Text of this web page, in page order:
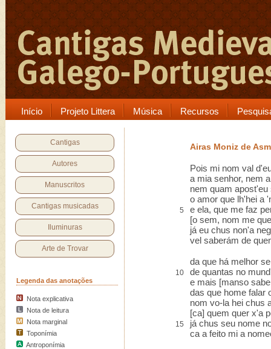
Início Projeto Littera Música Recursos
Cantigas
Autores
Manuscritos
Cantigas musicadas
Iluminuras
Arte de Trovar
Legenda das anotações
Nota explicativa
Nota de leitura
Nota marginal
Toponímia
Antroponímia
Airas Moniz de
Pois mi nom val
a mia senhor, nem
nem quam apost'eu
o amor que lh'hei a
5
e ela, que me faz
[o sem, nom me
já eu chus non'a
vel saberám de
da que há melhor
10
de quantas no
e mais [manso
das que home falar
nom vo-la hei chus
[ca] quem quer x'a
15
já chus seu nome
ca a feito mi a